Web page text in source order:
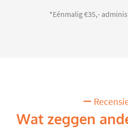
*Eénmalig €35,-
Wat zeggen